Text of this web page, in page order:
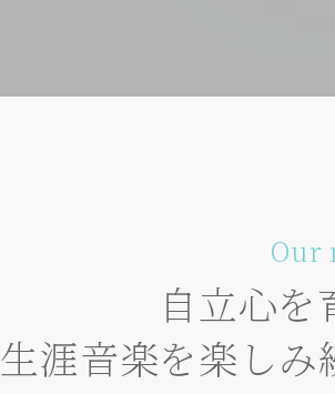
Our
自立心を
生涯音楽を楽し